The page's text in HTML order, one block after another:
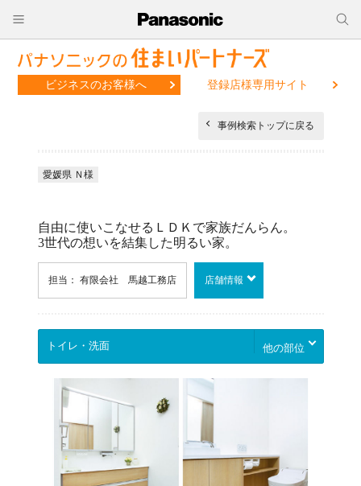
ビジネスのお客様へ 登録店様専用サイト
事例検索トップに戻る
愛媛県 Ｎ様
自由に使いこなせるＬＤＫで家族だんらん。
3世代の想いを結集した明るい家。
担当： 有限会社 馬越工務店 店舗情報
他の部位